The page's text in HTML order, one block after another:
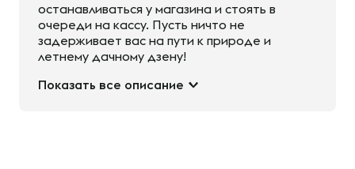
останавливаться у магазина и стоять в
очереди на кассу. Пусть ничто не
задерживает вас на пути к природе и
летнему дачному дзену!
Показать все описание